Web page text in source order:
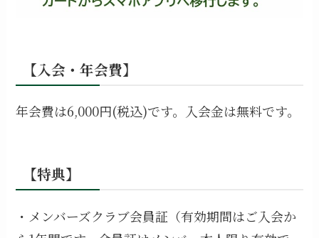
【入会・年会費】
年会費は6,000円(税込)です。入会金は無料です。
【特典】
・メンバーズクラブ会員証（有効期間はご入会か